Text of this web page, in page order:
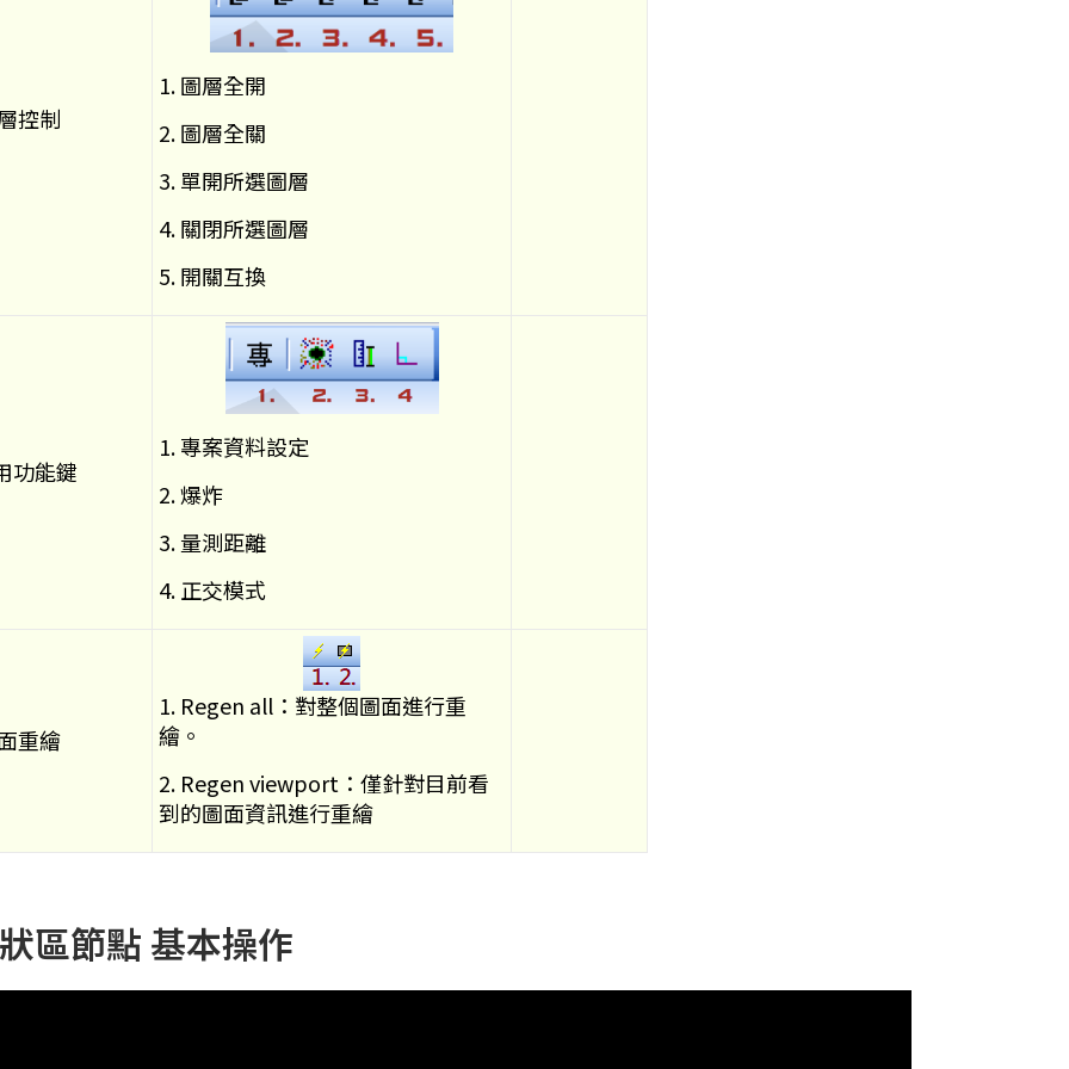
控制
1. 圖層全開
2. 圖層全關
3. 單開所選圖層
4. 關閉所選圖層
5. 開關互換
功能鍵
1. 專案資料設定
2. 爆炸
3. 量測距離
4. 正交模式
重繪
1. Regen all：對整個圖面進行重
繪。
2. Regen viewport：僅針對目前看
到的圖面資訊進行重繪
區節點 基本操作